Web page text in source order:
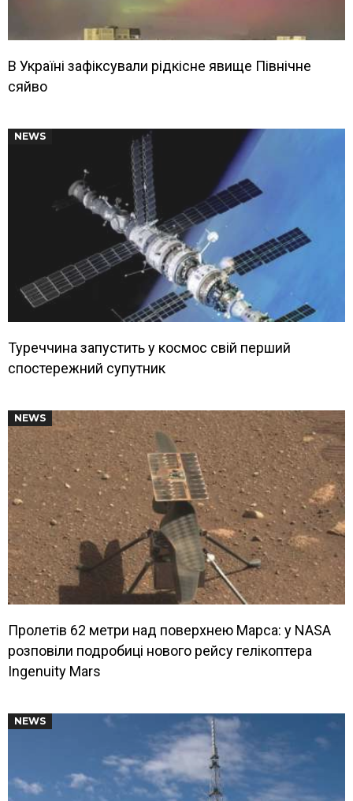
В Україні зафіксували рідкісне явище Північне
сяйво
NEWS
Туреччина запустить у космос свій перший
спостережний супутник
NEWS
Пролетів 62 метри над поверхнею Марса: у NASA
розповіли подробиці нового рейсу гелікоптера
Ingenuity Mars
NEWS